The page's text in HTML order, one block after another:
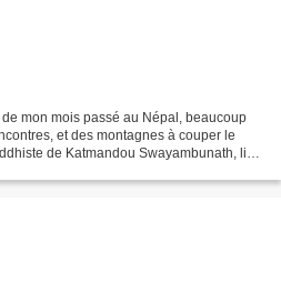
mon mois passé au Népal, beaucoup
et des montagnes à couper le
de Katmandou Swayambunath, lieu